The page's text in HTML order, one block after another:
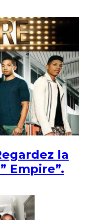
la
Empire”.